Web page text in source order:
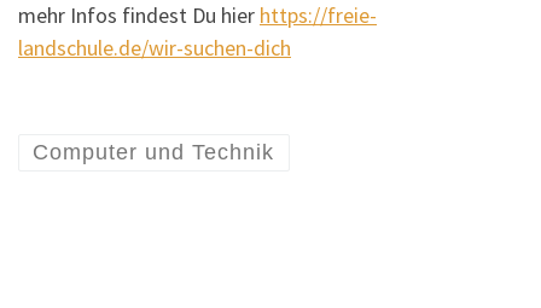
mehr Infos findest Du hier https://freie-
landschule.de/wir-suchen-dich
Computer und Technik